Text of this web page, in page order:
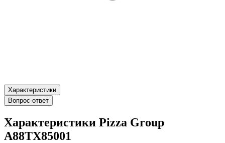
Характеристики
Вопрос-ответ
Характеристики Pizza Group
A88TX85001